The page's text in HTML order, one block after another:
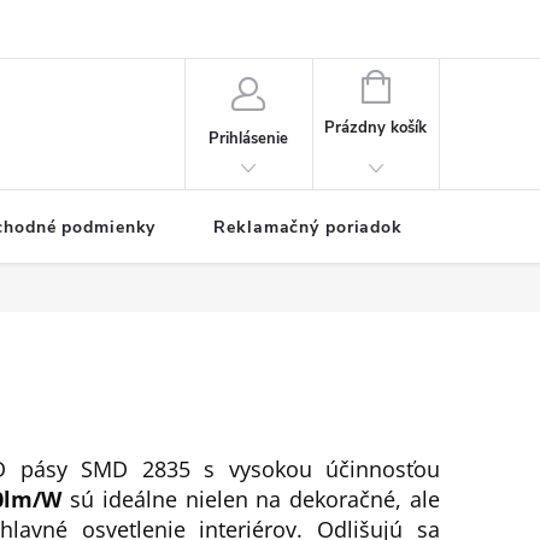
Prihlásenie
NÁKUPNÝ
KOŠÍK
Prázdny košík
podmienky Reklamačný poriadok
pásy SMD 2835 s vysokou účinnosťou
Wsú ideálne nielen na dekoračné, ale
osvetlenie interiérov. Odlišujú sa